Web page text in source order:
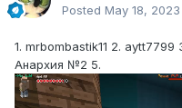
Posted May 18, 2023
1. mrbombastik11 2.
Анархия №2 5.